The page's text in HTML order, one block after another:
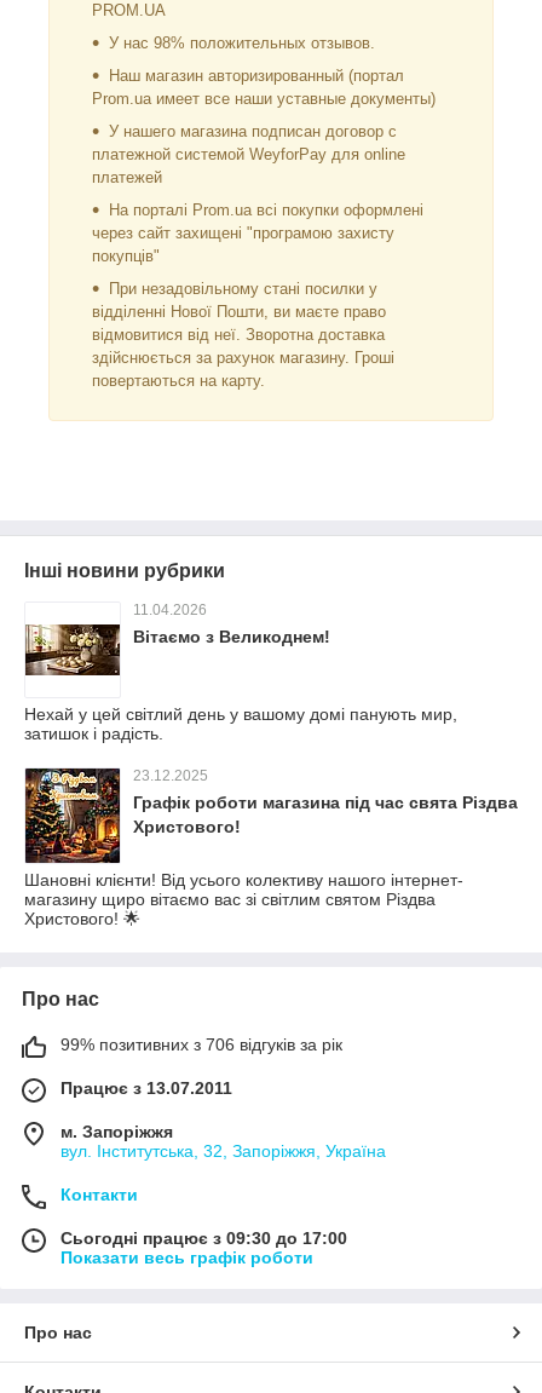
PROM.UA
У нас 98% положительных отзывов.
Наш магазин авторизированный (портал
Prom.ua имеет все наши уставные документы)
У нашего магазина подписан договор с
платежной системой WeyforPay для online
платежей
На порталі Prom.ua всі покупки оформлені
через сайт захищені "програмою захисту
покупців"
При незадовільному стані посилки у
відділенні Нової Пошти, ви маєте право
відмовитися від неї. Зворотна доставка
здійснюється за рахунок магазину. Гроші
повертаються на карту.
Інші новини рубрики
11.04.2026
Вітаємо з Великоднем!
Нехай у цей світлий день у вашому домі панують мир,
затишок і радість.
23.12.2025
Графік роботи магазина під час свята Різдва
Христового!
Шановні клієнти! Від усього колективу нашого інтернет-
магазину щиро вітаємо вас зі світлим святом Різдва
Христового! 🌟
Про нас
99% позитивних з 706 відгуків за рік
Працює з 13.07.2011
м. Запоріжжя
вул. Інститутська, 32, Запоріжжя, Україна
Контакти
Сьогодні працює з 09:30 до 17:00
Показати весь графік роботи
Про нас